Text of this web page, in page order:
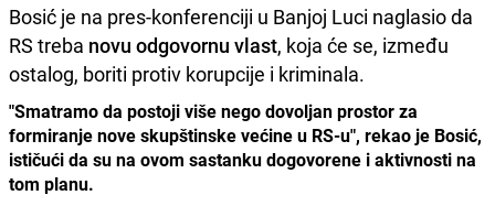
Bosić je na pres-konferenciji u Banjoj Luci naglasio da
RS treba novu odgovornu vlast, koja će se, između
ostalog, boriti protiv korupcije i kriminala.
"Smatramo da postoji više nego dovoljan prostor za
formiranje nove skupštinske većine u RS-u", rekao je Bosić,
ističući da su na ovom sastanku dogovorene i aktivnosti na
tom planu.